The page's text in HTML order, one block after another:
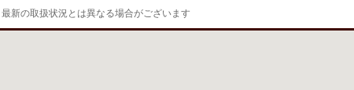
新の取扱状況とは異なる場合がございます